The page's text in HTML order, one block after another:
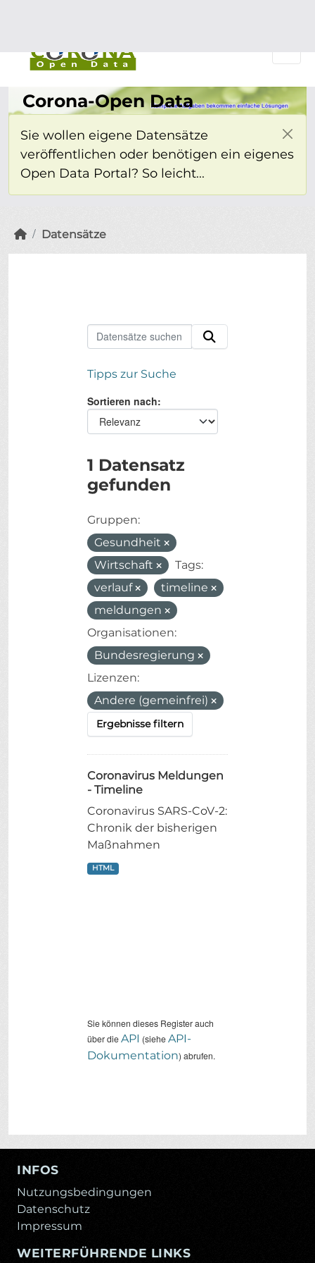
Corona-Open Data
Sie wollen eigene Datensätze
veröffentlichen oder benötigen ein eigenes
Open Data Portal? So leicht...
Datensätze
Tipps zur Suche
Sortieren nach
1 Datensatz
gefunden
Gruppen:
Gesundheit
Wirtschaft
Tags:
verlauf
timeline
meldungen
Organisationen:
Bundesregierung
Lizenzen:
Andere (gemeinfrei)
Ergebnisse filtern
Coronavirus Meldungen
- Timeline
Coronavirus SARS-CoV-2:
Chronik der bisherigen
Maßnahmen
HTML
Sie können dieses Register auch
über dieAPI (sieheAPI-
Dokumentation) abrufen.
INFOS
Nutzungsbedingungen
Datenschutz
Impressum
WEITERFÜHRENDE LINKS